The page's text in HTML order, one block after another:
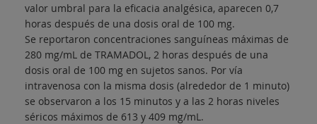
valor umbral para la eficacia analgésica, aparecen 0,7
horas después de una dosis oral de 100 mg.
Se reportaron concentraciones sanguíneas máximas de
280 mg/mL de TRAMADOL, 2 horas después de una
dosis oral de 100 mg en sujetos sanos. Por vía
intravenosa con la misma dosis (alrededor de 1 minuto)
se observaron a los 15 minutos y a las 2 horas niveles
séricos máximos de 613 y 409 mg/mL.